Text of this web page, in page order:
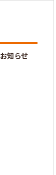
お知らせ